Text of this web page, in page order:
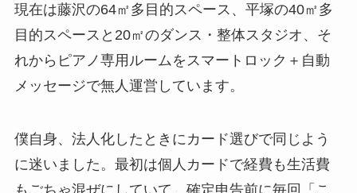
現在は藤沢の64㎡多目的スペース、平塚の40㎡多
目的スペースと20㎡のダンス・整体スタジオ、そ
れからピアノ専用ルームをスマートロック＋自動
メッセージで無人運営しています。
僕自身、法人化したときにカード選びで同じよう
に迷いました。最初は個人カードで経費も生活費